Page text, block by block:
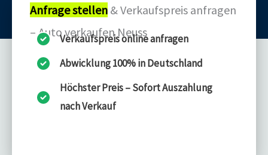
Anfrage stellen & Verkaufspreis anfragen
– Auto verkaufen Neuss
Verkaufspreis online anfragen
Abwicklung 100% in Deutschland
Höchster Preis – Sofort Auszahlung
nach Verkauf